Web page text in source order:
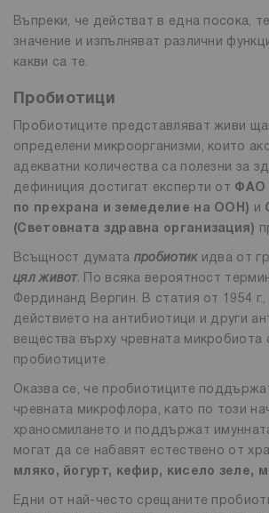
Въпреки, че действат в една посока,
значение и изпълняват различни
какви са те.
Пробиотици
Пробиотиците представляват живи
определени микроорганизми, които
адекватни количества са полезни за
дефиниция достигат експерти от ФАО
по прехрана и земеделие на ООН)
и
(Световната здравна организация)
Всъщност думата пробиотик идва от
цял живот. По всяка вероятност
Фердинанд Вергин. В статия от 1954
действието на антибиотици и други
вещества върху чревната микробиота
пробиотиците.
Оказва се, че пробиотиците
чревната микрофлора, като по този
храносмилането и поддържат
могат да се набавят естествено от
мляко, йогурт, кефир, кисело зеле,
Едни от най-често срещаните